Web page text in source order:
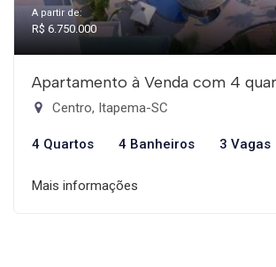
A partir de:
R$ 6.750.000
Apartamento à Venda com 4
Centro, Itapema-SC
4 Quartos 4 Banheiros 3 Vagas
Mais informações